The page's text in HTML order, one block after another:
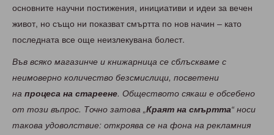
основните научни постижения, инициативи и идеи за вечен
живот, но също ни показват смъртта по нов начин – като
последната все още неизлекувана болест.
Във всяко магазинче и книжарница се сблъскваме с
неимоверно количество безсмислици, посветени
на процеса на стареене. Обществото сякаш е обсебено
от този въпрос. Точно затова „Краят на смъртта“ носи
такова удоволствие: откроява се на фона на рекламния